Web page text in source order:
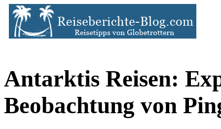
Antarktis Reisen:
Beobachtung von